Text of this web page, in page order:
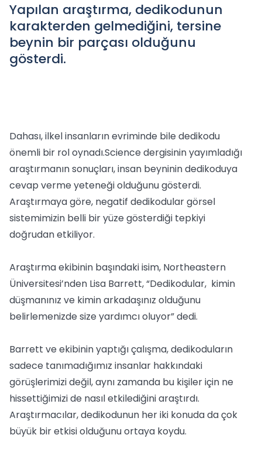
Yapılan araştırma, dedikodunun
karakterden gelmediğini, tersine
beynin bir parçası olduğunu
gösterdi.
Dahası, ilkel insanların evriminde bile dedikodu
önemli bir rol oynadı.Science dergisinin yayımladığı
araştırmanın sonuçları, insan beyninin dedikoduya
cevap verme yeteneği olduğunu gösterdi.
Araştırmaya göre, negatif dedikodular görsel
sistemimizin belli bir yüze gösterdiği tepkiyi
doğrudan etkiliyor.
Araştırma ekibinin başındaki isim, Northeastern
Üniversitesi’nden Lisa Barrett, “Dedikodular, kimin
düşmanınız ve kimin arkadaşınız olduğunu
belirlemenizde size yardımcı oluyor” dedi.
Barrett ve ekibinin yaptığı çalışma, dedikoduların
sadece tanımadığımız insanlar hakkındaki
görüşlerimizi değil, aynı zamanda bu kişiler için ne
hissettiğimizi de nasıl etkilediğini araştırdı.
Araştırmacılar, dedikodunun her iki konuda da çok
büyük bir etkisi olduğunu ortaya koydu.